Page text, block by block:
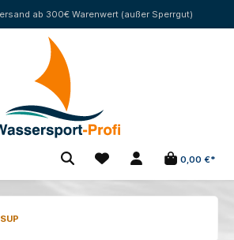
ab 300€ Warenwert (außer Sperrgut)
0,00 €*
SUP